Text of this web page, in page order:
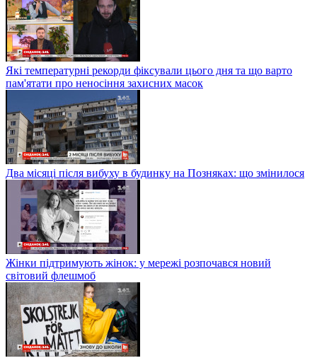
Які температурні рекорди фіксували цього дня та що варто
пам'ятати про неносіння захисних масок
Два місяці після вибуху в будинку на Позняках: що змінилося
Жінки підтримують жінок: у мережі розпочався новий
світовий флешмоб